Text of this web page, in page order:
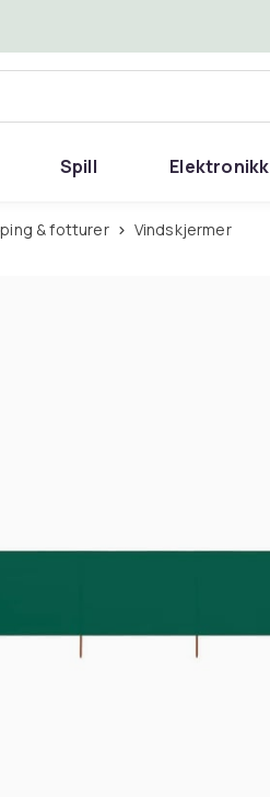
Spill Elektronikk
& fotturer Vindskjermer